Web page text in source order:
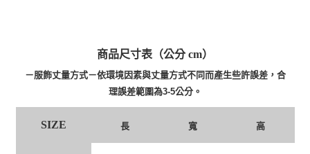
商品尺寸表（公分 cm）
－服飾丈量方式－依環境因素與丈量方式不同而產生些許誤差，合
理誤差範圍為3-5公分。
SIZE 長 寬 高